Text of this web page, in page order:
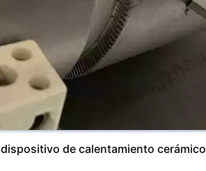
dispositivo de calentamiento cerámico